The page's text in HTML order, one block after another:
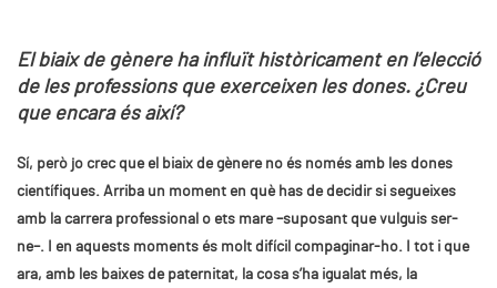
El biaix de gènere ha influït històricament en l’elecció
de les professions que exerceixen les dones. ¿Creu
que encara és així?
Sí, però jo crec que el biaix de gènere no és només amb les dones
científiques. Arriba un moment en què has de decidir si segueixes
amb la carrera professional o ets mare –suposant que vulguis ser-
ne–. I en aquests moments és molt difícil compaginar-ho. I tot i que
ara, amb les baixes de paternitat, la cosa s’ha igualat més, la